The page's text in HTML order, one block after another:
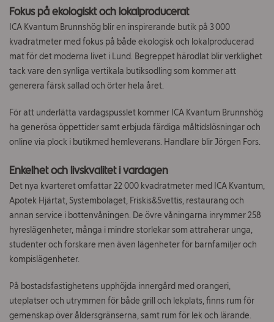
Fokus på ekologiskt och lokalproducerat
ICA Kvantum Brunnshög blir en inspirerande butik på 3 000
kvadratmeter med fokus på både ekologisk och lokalproducerad
mat för det moderna livet i Lund. Begreppet härodlat blir verklighet
tack vare den synliga vertikala butiksodling som kommer att
generera färsk sallad och örter hela året.
För att underlätta vardagspusslet kommer ICA Kvantum Brunnshög
ha generösa öppettider samt erbjuda färdiga måltidslösningar och
online via plock i butikmed hemleverans. Handlare blir Jörgen Fors.
Enkelhet och livskvalitet i vardagen
Det nya kvarteret omfattar 22 000 kvadratmeter med ICA Kvantum,
Apotek Hjärtat, Systembolaget, Friskis&Svettis, restaurang och
annan service i bottenvåningen. De övre våningarna inrymmer 258
hyreslägenheter, många i mindre storlekar som attraherar unga,
studenter och forskare men även lägenheter för barnfamiljer och
kompislägenheter.
På bostadsfastighetens upphöjda innergård med orangeri,
uteplatser och utrymmen för både grill och lekplats, finns rum för
gemenskap över åldersgränserna, samt rum för lek och lärande.